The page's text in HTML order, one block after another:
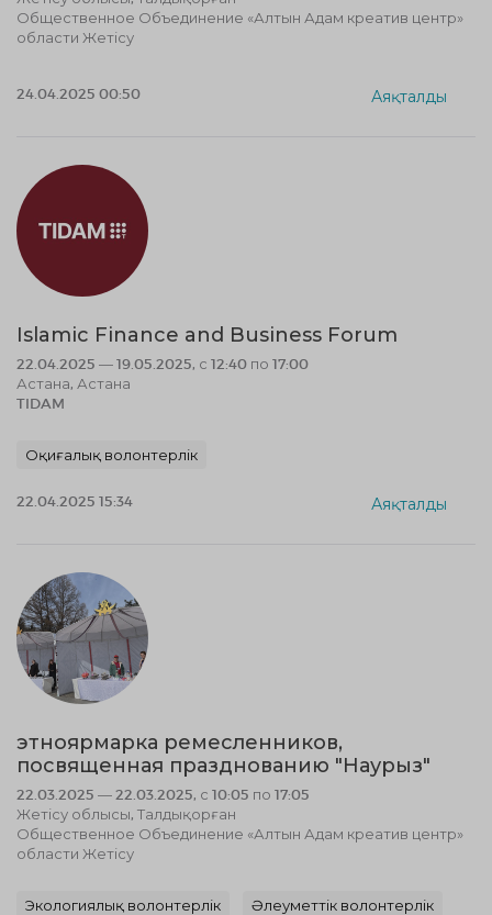
Общественное Объединение «Алтын Адам креатив центр»
области Жетісу
24.04.2025 00:50 Аяқталды
Islamic Finance and Business Forum
22.04.2025 — 19.05.2025, с 12:40 по 17:00
Астана, Астана
TIDAM
Оқиғалық волонтерлік
22.04.2025 15:34 Аяқталды
этноярмарка ремесленников,
посвященная празднованию "Наурыз"
22.03.2025 — 22.03.2025, с 10:05 по 17:05
Жетісу облысы, Талдықорған
Общественное Объединение «Алтын Адам креатив центр»
области Жетісу
Экологиялық волонтерлік Әлеуметтік волонтерлік